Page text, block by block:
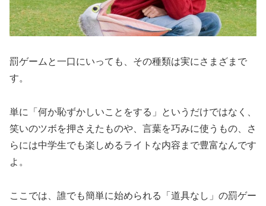
罰ゲームと一口にいっても、その種類は実にさまざまで
す。
単に「何か恥ずかしいことをする」というだけではなく、
笑いのツボを押さえたものや、言葉を巧みに使うもの、さ
らには中学生でも楽しめるライトな内容まで豊富なんです
よ。
ここでは、誰でも簡単に始められる「道具なし」の罰ゲー